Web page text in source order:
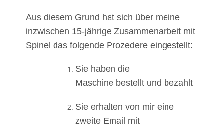
Aus diesem Grund hat sich über meine
inzwischen 15-jährige Zusammenarbeit mit
Spinel das folgende Prozedere eingestellt:
Sie haben die
Maschine bestellt und bezahlt
Sie erhalten von mir eine
zweite Email mit